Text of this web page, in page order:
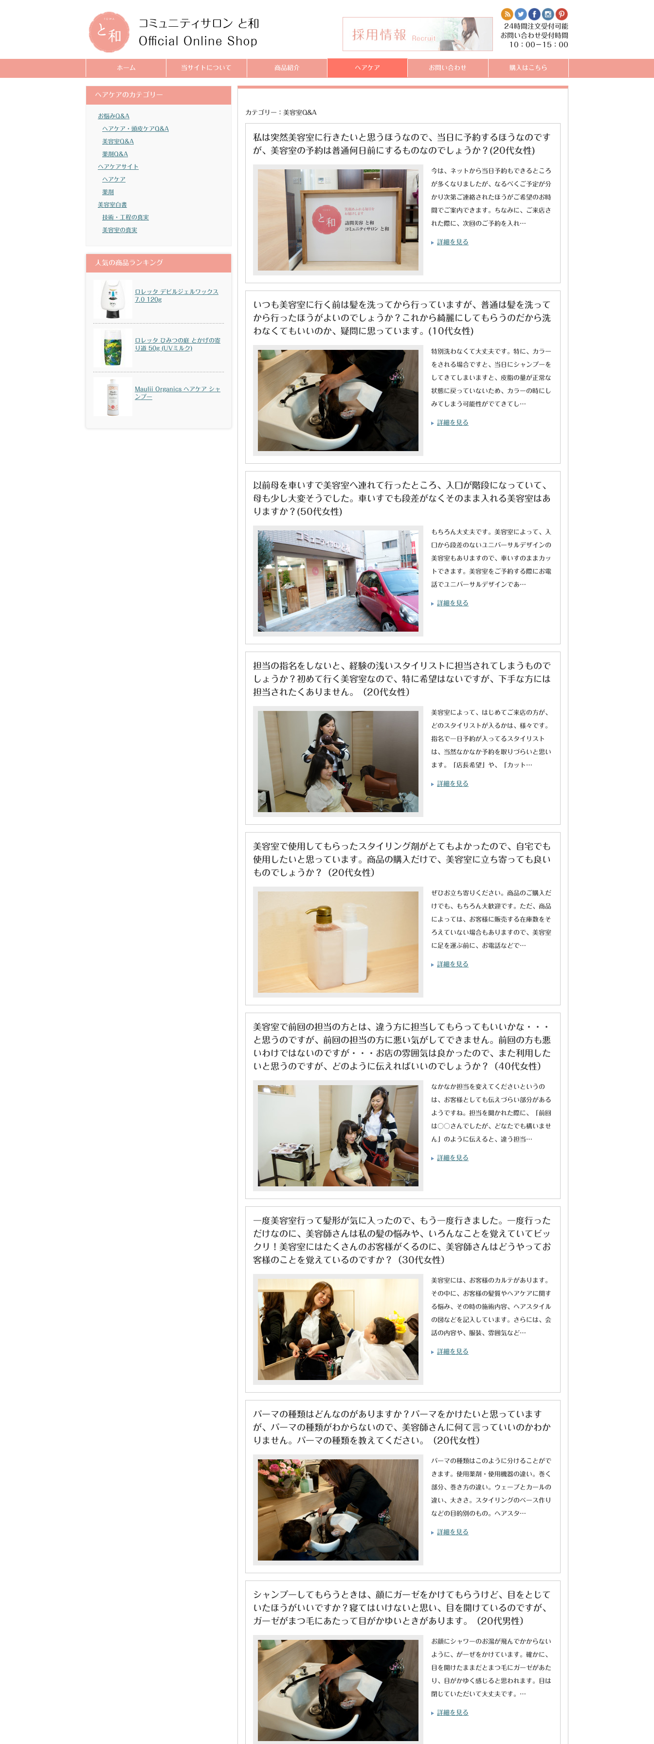
24時間注文受付可能
お問い合わせ受付時間
10：00－15：00
ホーム 当サイトについて 商品紹介 ヘアケア お問い合わせ 購入はこちら
カテゴリー：美容室Q&A
私は突然美容室に行きたいと思うほうなので、当日に予約するほうなのです
が、美容室の予約は普通何日前にするものなのでしょうか？(20代女性)
今は、ネットから当日予約もできるところ
が多くなりましたが、なるべくご予定が分
かり次第ご連絡されたほうがご希望のお時
間でご案内できます。ちなみに、ご来店さ
れた際に、次回のご予約を入れ…
詳細を見る
いつも美容室に行く前は髪を洗ってから行っていますが、普通は髪を洗って
から行ったほうがよいのでしょうか？これから綺麗にしてもらうのだから洗
わなくてもいいのか、疑問に思っています。(10代女性)
特別洗わなくて大丈夫です。特に、カラー
をされる場合ですと、当日にシャンプーを
してきてしまいますと、皮脂の量が正常な
状態に戻っていないため、カラーの時にし
みてしまう可能性がでてきてし…
詳細を見る
以前母を車いすで美容室へ連れて行ったところ、入口が階段になっていて、
母も少し大変そうでした。車いすでも段差がなくそのまま入れる美容室はあ
りますか？(50代女性)
もちろん大丈夫です。美容室によって、入
口から段差のないユニバーサルデザインの
美容室もありますので、車いすのままカッ
トできます。美容室をご予約する際にお電
話でユニバーサルデザインであ…
詳細を見る
担当の指名をしないと、経験の浅いスタイリストに担当されてしまうもので
しょうか？初めて行く美容室なので、特に希望はないですが、下手な方には
担当されたくありません。（20代女性）
美容室によって、はじめてご来店の方が、
どのスタイリストが入るかは、様々です。
指名で一日予約が入ってるスタイリスト
は、当然なかなか予約を取りづらいと思い
ます。「店長希望」や、「カット…
詳細を見る
美容室で使用してもらったスタイリング剤がとてもよかったので、自宅でも
使用したいと思っています。商品の購入だけで、美容室に立ち寄っても良い
ものでしょうか？（20代女性）
ぜひお立ち寄りください。商品のご購入だ
けでも、もちろん大歓迎です。ただ、商品
によっては、お客様に販売する在庫数をそ
ろえていない場合もありますので、美容室
に足を運ぶ前に、お電話などで…
詳細を見る
美容室で前回の担当の方とは、違う方に担当してもらってもいいかな・・・
と思うのですが、前回の担当の方に悪い気がしてできません。前回の方も悪
いわけではないのですが・・・お店の雰囲気は良かったので、また利用した
いと思うのですが、どのように伝えればいいのでしょうか？（40代女性）
なかなか担当を変えてくださいというの
は、お客様としても伝えづらい部分がある
ようですね。担当を聞かれた際に、「前回
は○○さんでしたが、どなたでも構いませ
ん」のように伝えると、違う担当…
詳細を見る
一度美容室行って髪形が気に入ったので、もう一度行きました。一度行った
だけなのに、美容師さんは私の髪の悩みや、いろんなことを覚えていてビッ
クリ！美容室にはたくさんのお客様がくるのに、美容師さんはどうやってお
客様のことを覚えているのですか？（30代女性）
美容室には、お客様のカルテがあります。
その中に、お客様の髪質やヘアケアに関す
る悩み、その時の施術内容、ヘアスタイル
の図などを記入しています。さらには、会
話の内容や、服装、雰囲気など…
詳細を見る
パーマの種類はどんなのがありますか？パーマをかけたいと思っています
が、パーマの種類がわからないので、美容師さんに何て言っていいのかわか
りません。パーマの種類を教えてください。（20代女性）
パーマの種類はこのように分けることがで
きます。使用薬剤・使用機器の違い。巻く
部分、巻き方の違い。ウェーブとカールの
違い、大きさ。スタイリングのベース作り
などの目的別のもの。ヘアスタ…
詳細を見る
シャンプーしてもらうときは、顔にガーゼをかけてもらうけど、目をとじて
いたほうがいいですか？寝てはいけないと思い、目を開けているのですが、
ガーゼがまつ毛にあたって目がかゆいときがあります。（20代男性）
お顔にシャワーのお湯が飛んでかからない
ように、がーぜをかけています。確かに、
目を開けたままだとまつ毛にガーゼがあた
り、目がかゆく感じると思われます。目は
閉じていただいて大丈夫です。…
詳細を見る
ヘアケアのカテゴリー
お悩みQ&A
ヘアケア・頭皮ケアQ&A
美容室Q&A
薬剤Q&A
ヘアケアサイト
ヘアケア
薬剤
美容室白書
技術・工程の真実
美容室の真実
人気の商品ランキング
ロレッタ デビルジェルワックス
7.0 120g
ロレッタ ひみつの庭 とかげの寄
り道 50g (UVミルク)
Maulii Organics ヘアケア シャ
ンプー